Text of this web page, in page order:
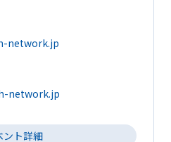
network.jp
network.jp
ント詳細